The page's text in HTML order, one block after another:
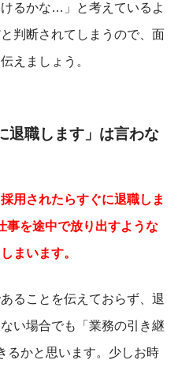
るかな…」と考えているよ
判断されてしまうので、面
えましょう。
退職します」は言わな
用されたらすぐに退職しま
事を途中で放り出すような
まいます。
ることを伝えておらず、退
い場合でも「業務の引き継
るかと思います。少しお時